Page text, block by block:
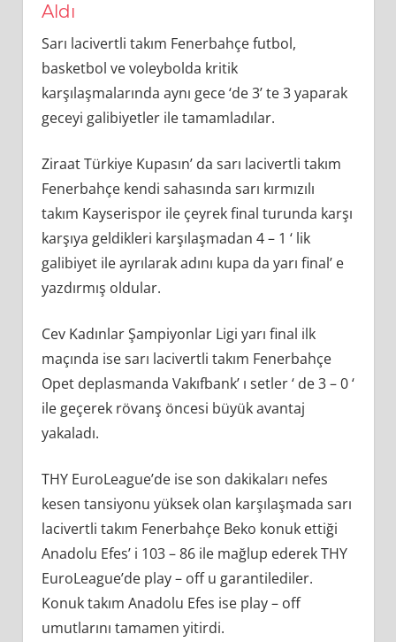
Aldı
Sarı lacivertli takım Fenerbahçe futbol,
basketbol ve voleybolda kritik
karşılaşmalarında aynı gece ‘de 3’ te 3 yaparak
geceyi galibiyetler ile tamamladılar.
Ziraat Türkiye Kupasın’ da sarı lacivertli takım
Fenerbahçe kendi sahasında sarı kırmızılı
takım Kayserispor ile çeyrek final turunda karşı
karşıya geldikleri karşılaşmadan 4 – 1 ‘ lik
galibiyet ile ayrılarak adını kupa da yarı final’ e
yazdırmış oldular.
Cev Kadınlar Şampiyonlar Ligi yarı final ilk
maçında ise sarı lacivertli takım Fenerbahçe
Opet deplasmanda Vakıfbank’ ı setler ‘ de 3 – 0 ‘
ile geçerek rövanş öncesi büyük avantaj
yakaladı.
THY EuroLeague’de ise son dakikaları nefes
kesen tansiyonu yüksek olan karşılaşmada sarı
lacivertli takım Fenerbahçe Beko konuk ettiği
Anadolu Efes’ i 103 – 86 ile mağlup ederek THY
EuroLeague’de play – off u garantilediler.
Konuk takım Anadolu Efes ise play – off
umutlarını tamamen yitirdi.